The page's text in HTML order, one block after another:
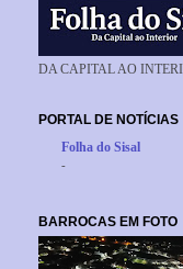
DA CAPITAL AO
PORTAL DE NOTÍCIAS
Folha do Sisal
-
BARROCAS EM FOTO